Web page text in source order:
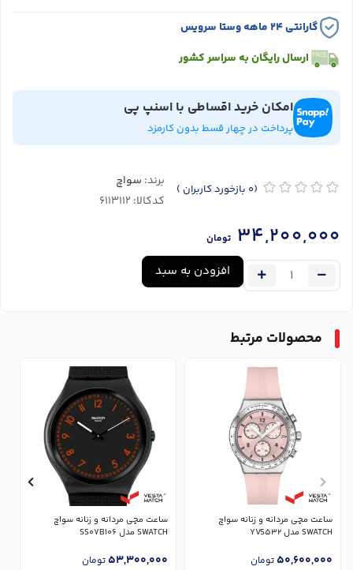
گارانتی ۲۴ ماهه وستا سرویس
ارسال رایگان به سراسر کشور
امکان خرید اقساطی با اسنپ پی
پرداخت در چهار قسط بدون کارمزد
(0 بازخورد کاربران ) برند: سواچ
کدکالا:
34,200,000 تومان
افزودن به سبد
محصولات مرتبط
ساعت مچی مردانه و زنانه سواچ
SWATCH مدل YVS532
50,600,000تومان
ساعت مچی مردانه و زنانه سواچ
SWATCH مدل SS07B106
53,300,000تومان